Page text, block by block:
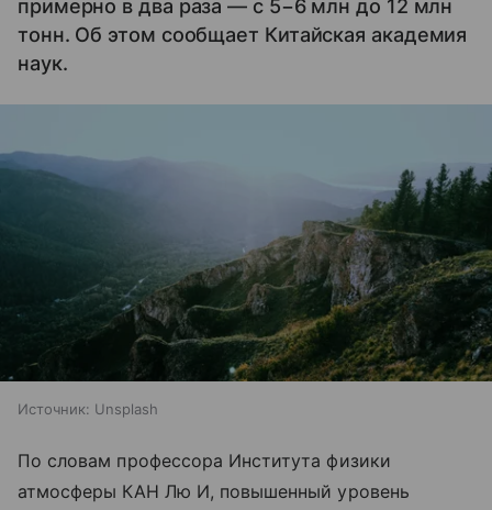
примерно в два раза — с 5−6 млн до 12 млн
тонн. Об этом сообщает Китайская академия
наук.
Источник: Unsplash
По словам профессора Института физики
атмосферы КАН Лю И, повышенный уровень